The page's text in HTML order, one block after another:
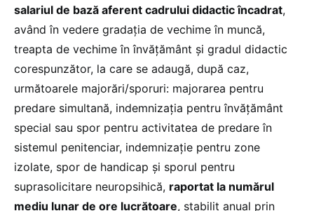
salariul de bază aferent cadrului didactic încadrat,
având în vedere gradația de vechime în muncă,
treapta de vechime în învăţământ şi gradul didactic
corespunzător, la care se adaugă, după caz,
următoarele majorări/sporuri: majorarea pentru
predare simultană, indemnizaţia pentru învăţământ
special sau spor pentru activitatea de predare în
sistemul penitenciar, indemnizaţie pentru zone
izolate, spor de handicap și sporul pentru
suprasolicitare neuropsihică, raportat la numărul
mediu lunar de ore lucrătoare, stabilit anual prin